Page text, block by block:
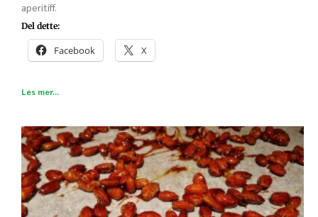
aperitiff.
Del dette:
Facebook X
Les mer...